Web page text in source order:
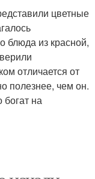
цветные
блюда из красной,
отличается от
полезнее, чем он.
на